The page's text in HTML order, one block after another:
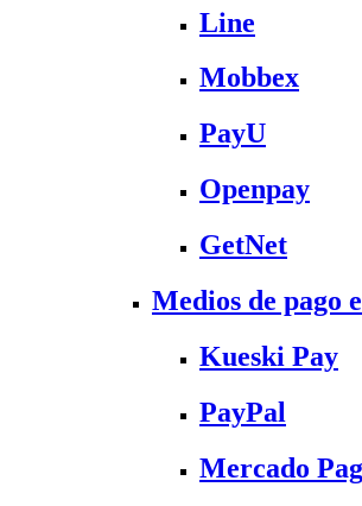
Line
Mobbex
PayU
Openpay
GetNet
Medios de pago
Kueski Pay
PayPal
Mercado